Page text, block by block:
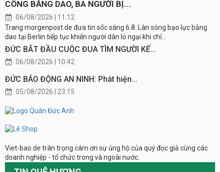
CÔNG BẰNG DAO, BA NGƯỜI BỊ...
06/08/2026 | 11:12
Trang morgenpost.de đưa tin sốc sáng 6.8: Làn sóng bạo lực bằng
dao tại Berlin tiếp tục khiến người dân lo ngại khi chỉ...
ĐỨC BẮT ĐẦU CUỘC ĐUA TÌM NGƯỜI KẾ...
06/08/2026 | 10:42
ĐỨC BÁO ĐỘNG AN NINH: Phát hiện...
05/08/2026 | 23:15
Viet-bao.de trân trọng cám ơn sự ủng hộ của quý đọc giả cùng các
doanh nghiệp - tổ chức trong và ngoài nước.